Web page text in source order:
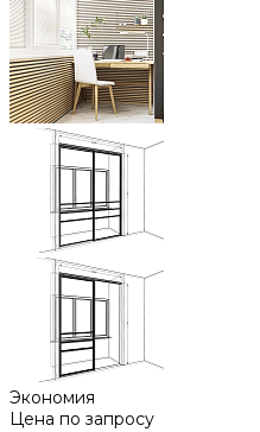
Экономия
Цена по запросу